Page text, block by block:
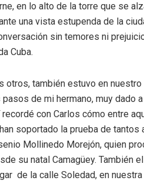
en lo alto de la torre que se
una vista estupenda de la
sin temores ni
Cuba.
otros, también estuvo en
de mi hermano, muy dado
con Carlos cómo entre
soportado la prueba de
Mollinedo Morejón, quien
su natal Camagüey. También
de la calle Soledad, en